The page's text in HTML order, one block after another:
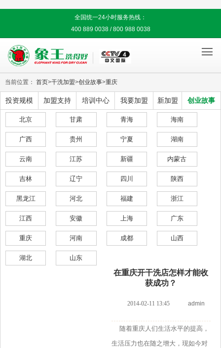
全国统一24小时服务热线：
400 889 0038 / 800 988 0038

当前位置： 首页>干洗加盟>创业故事>重庆
投资规模 加盟支持 培训中心 我要加盟 新加盟 创业故事
北京 甘肃 青海 海南
广西 贵州 宁夏 湖南
云南 江苏 新疆 内蒙古
吉林 辽宁 四川 陕西
黑龙江 河北 福建 浙江
江西 安徽 上海 广东
重庆 河南 成都 山西
湖北 山东
在重庆开干洗店怎样才能收
获成功？
2014-02-11 13:45 admin
随着重庆人们生活水平的提高，
生活压力也在随之增大，现如今对